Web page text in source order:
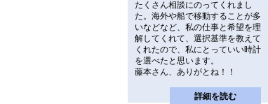
たくさん相談にのってくれまし
た。海外や船で移動することが多
いなどなど、私の仕事と希望を理
解してくれて、選択基準を教えて
くれたので、私にとっていい時計
を選べたと思います。
藤本さん、ありがとね！！
詳細を読む